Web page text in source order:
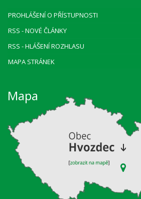
PROHLÁŠENÍ O PŘÍSTUPNOSTI
RSS - NOVÉ ČLÁNKY
RSS - HLÁŠENÍ ROZHLASU
MAPA STRÁNEK
Mapa